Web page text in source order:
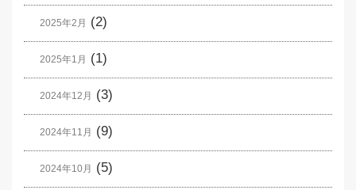
2025年2月 (2)
2025年1月 (1)
2024年12月 (3)
2024年11月 (9)
2024年10月 (5)